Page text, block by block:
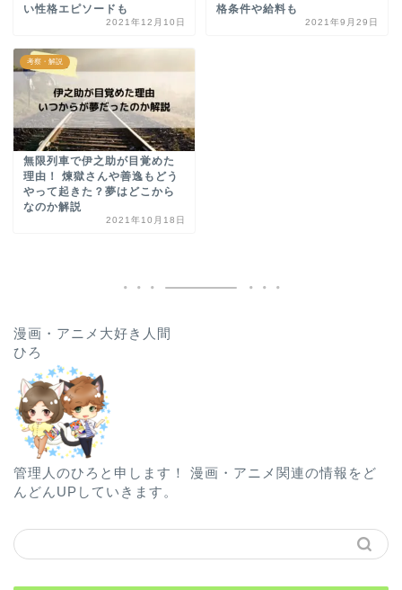
い性格エピソードも
2021年12月10日
格条件や給料も
2021年9月29日
考察・解説
無限列車で伊之助が目覚めた
理由！ 煉獄さんや善逸もどう
やって起きた？夢はどこから
なのか解説
2021年10月18日
漫画・アニメ大好き人間
ひろ
管理人のひろと申します！ 漫画・アニメ関連の情報をど
んどんUPしていきます。